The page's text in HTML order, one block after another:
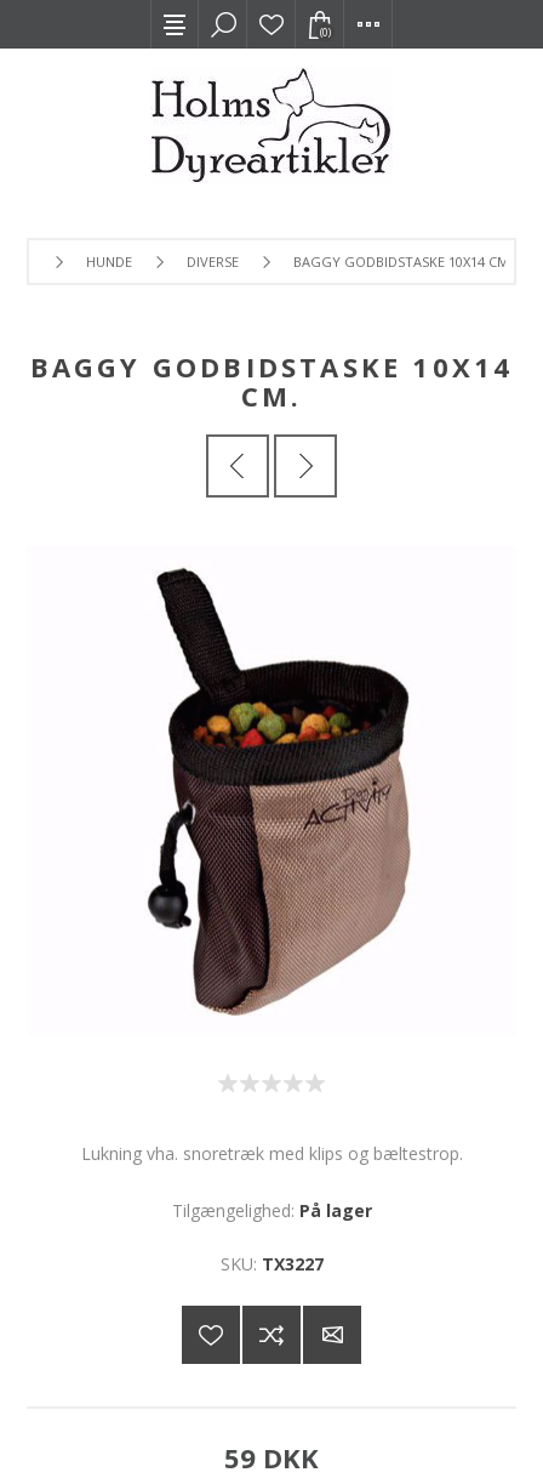
(0)
HUNDE DIVERSE BAGGY GODBIDSTASKE 10X14 CM.
BAGGY GODBIDSTASKE 10X14
CM.
Lukning vha. snoretræk med klips og bæltestrop.
Tilgængelighed: På lager
SKU: TX3227
59 DKK